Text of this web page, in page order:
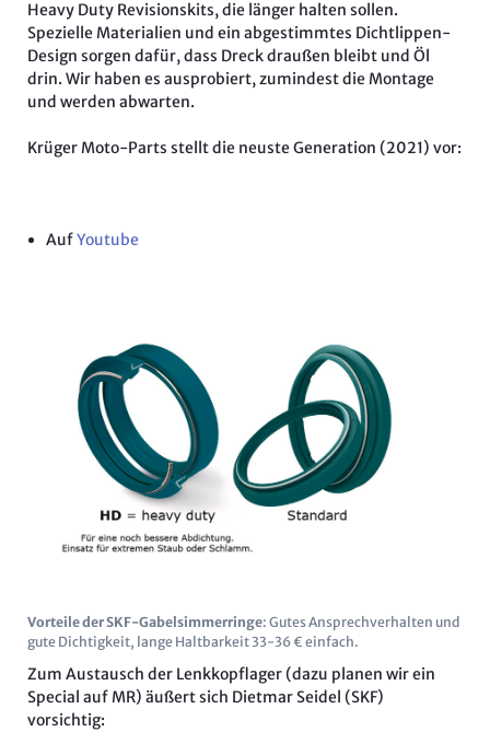
Heavy Duty Revisionskits, die länger halten sollen.
Spezielle Materialien und ein abgestimmtes Dichtlippen-
Design sorgen dafür, dass Dreck draußen bleibt und Öl
drin. Wir haben es ausprobiert, zumindest die Montage
und werden abwarten.
Krüger Moto-Parts stellt die neuste Generation (2021) vor:
AufYoutube
Vorteile der SKF-Gabelsimmerringe: Gutes Ansprechverhalten und
gute Dichtigkeit, lange Haltbarkeit 33-36 € einfach.
Zum Austausch der Lenkkopflager (dazu planen wir ein
Special auf MR) äußert sich Dietmar Seidel (SKF)
vorsichtig: